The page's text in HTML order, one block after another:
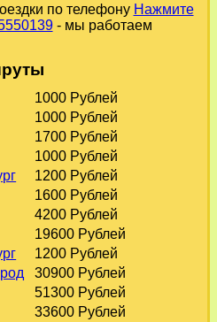
по телефону Нажмите
- мы работаем
1000 Рублей
1000 Рублей
1700 Рублей
1000 Рублей
1200 Рублей
1600 Рублей
4200 Рублей
19600 Рублей
1200 Рублей
30900 Рублей
51300 Рублей
33600 Рублей